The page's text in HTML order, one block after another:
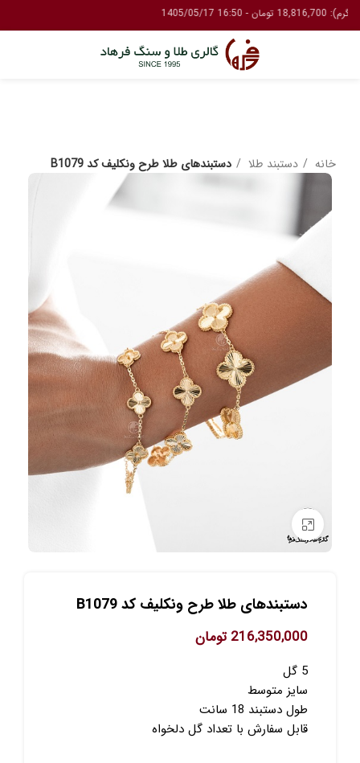
خانه دستبند طلا دستبندهای طلا طرح ونکلیف کد B1079
دستبندهای طلا طرح ونکلیف کد B1079
216,350,000 تومان
5 گل
سایز متوسط
طول دستبند 18 سانت
قابل سفارش با تعداد گل دلخواه